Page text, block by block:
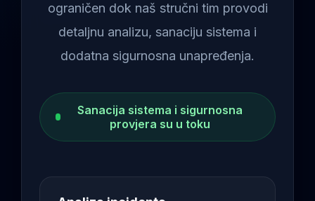
ograničen dok naš stručni tim provodi
detaljnu analizu, sanaciju sistema i
dodatna sigurnosna unapređenja.
Sanacija sistema i sigurnosna
provjera su u toku